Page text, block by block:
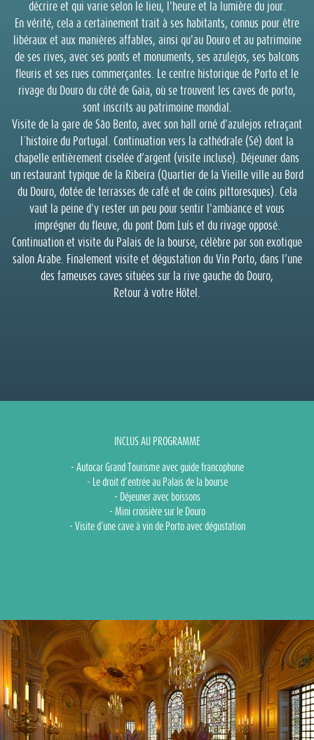
décrire et qui varie selon le lieu, l'heure et la lumière du jour.
En vérité, cela a certainement trait à ses habitants, connus pour être
libéraux et aux manières affables, ainsi qu'au Douro et au patrimoine
de ses rives, avec ses ponts et monuments, ses azulejos, ses balcons
fleuris et ses rues commerçantes. Le centre historique de Porto et le
rivage du Douro du côté de Gaia, où se trouvent les caves de porto,
sont inscrits au patrimoine mondial.
Visite de la gare de São Bento, avec son hall orné d'azulejos retraçant
l´histoire du Portugal. Continuation vers la cathédrale (Sé) dont la
chapelle entièrement ciselée d’argent (visite incluse). Déjeuner dans
un restaurant typique de la Ribeira (Quartier de la Vieille ville au Bord
du Douro, dotée de terrasses de café et de coins pittoresques). Cela
vaut la peine d'y rester un peu pour sentir l'ambiance et vous
imprégner du fleuve, du pont Dom Luís et du rivage opposé.
Continuation et visite du Palais de la bourse, célèbre par son exotique
salon Arabe. Finalement visite et dégustation du Vin Porto, dans l’une
des fameuses caves situées sur la rive gauche do Douro,
Retour à votre Hôtel.
INCLUS AU PROGRAMME
- Autocar Grand Tourisme avec guide francophone
- Le droit d’entrée au Palais de la bourse
- Déjeuner avec boissons
- Mini croisière sur le Douro
- Visite d´une cave à vin de Porto avec dégustation